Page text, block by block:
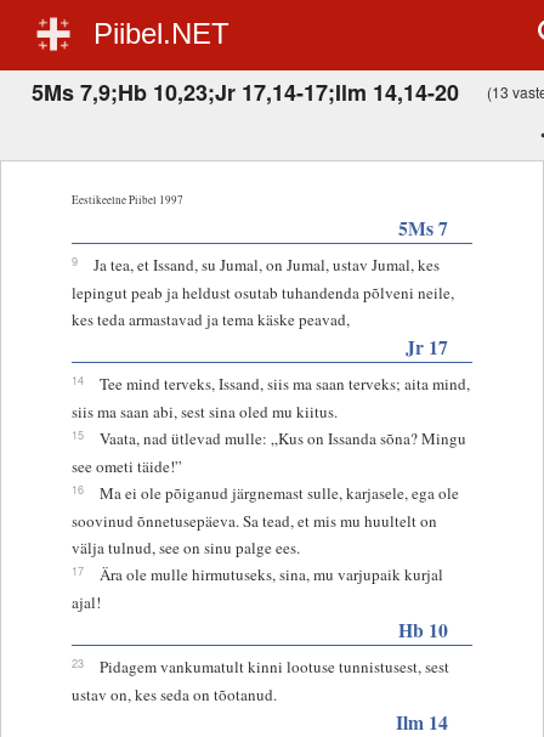
Piibel.NET
5Ms 7,9;Hb 10,23;Jr 17,14-17;Ilm 14,14-20 (13
Eestikeelne Piibel 1997
5Ms 7
9
Ja tea, et Issand, su Jumal, on Jumal, ustav Jumal, kes
lepingut peab ja heldust osutab tuhandenda põlveni neile,
kes teda armastavad ja tema käske peavad,
Jr 17
14
Tee mind terveks, Issand, siis ma saan terveks; aita mind,
siis ma saan abi, sest sina oled mu kiitus.
15
Vaata, nad ütlevad mulle: „Kus on Issanda sõna? Mingu
see ometi täide!”
16
Ma ei ole põiganud järgnemast sulle, karjasele, ega ole
soovinud õnnetusepäeva. Sa tead, et mis mu huultelt on
välja tulnud, see on sinu palge ees.
17
Ära ole mulle hirmutuseks, sina, mu varjupaik kurjal
ajal!
Hb 10
23
Pidagem vankumatult kinni lootuse tunnistusest, sest
ustav on, kes seda on tõotanud.
Ilm 14